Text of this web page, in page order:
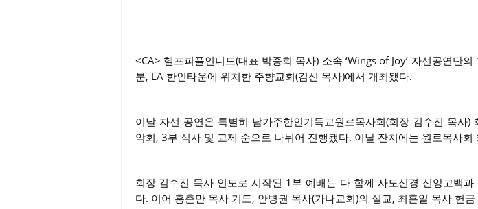
<CA> 헬프피플인니드(대표 박종희 목사) 소속 ‘Wings of Joy’ 자선공연단
분, LA 한인타운에 위치한 주향교회(김신 목사)에서 개최됐다.
이날 자선 공연은 특별히 남가주한인기독교원로목사회(회장 김수진 목사
악회, 3부 식사 및 교제 순으로 나뉘어 진행됐다. 이날 잔치에는 원로목사
회장 김수진 목사 인도로 시작된 1부 예배는 다 함께 사도신경 신앙고백
다. 이어 홍춘만 목사 기도, 안병권 목사(가나교회)의 설교, 최훈일 목사 헌